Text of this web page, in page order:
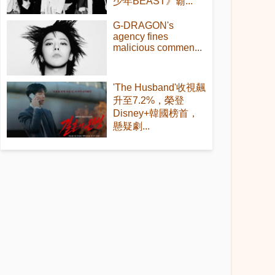
G-DRAGON's
agency fines
malicious commen...
'The Husband'收視飆
升至7.2%，榮登
Disney+韓國榜首，
懸疑劇...